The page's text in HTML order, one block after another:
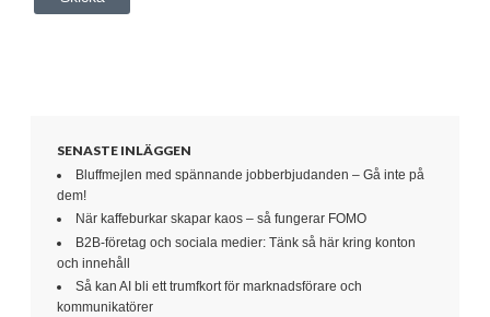
SENASTE INLÄGGEN
Bluffmejlen med spännande jobberbjudanden – Gå inte på
dem!
När kaffeburkar skapar kaos – så fungerar FOMO
B2B-företag och sociala medier: Tänk så här kring konton
och innehåll
Så kan AI bli ett trumfkort för marknadsförare och
kommunikatörer